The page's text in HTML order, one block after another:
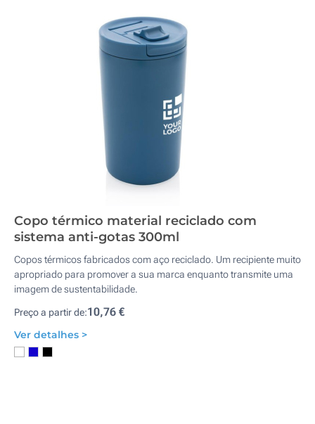
Copo térmico material reciclado com
sistema anti-gotas 300ml
Copos térmicos fabricados com aço reciclado. Um recipiente muito
apropriado para promover a sua marca enquanto transmite uma
imagem de sustentabilidade.
Preço a partir de:10,76 €
Ver detalhes >